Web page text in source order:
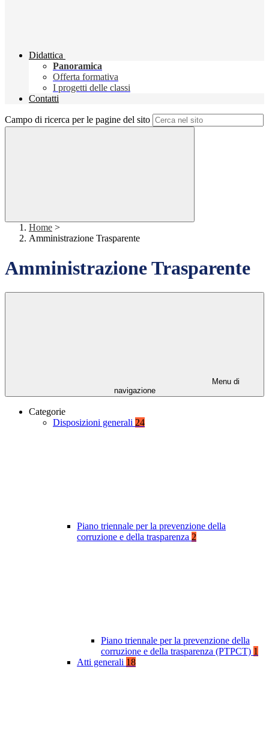
Didattica
Panoramica
Offerta formativa
I progetti delle classi
Contatti
Campo di ricerca per le pagine del sito
Home >
Amministrazione Trasparente
Amministrazione Trasparente
Menu di
navigazione
Categorie
Disposizioni generali 24
Piano triennale per la prevenzione della
corruzione e della trasparenza 2
Piano triennale per la prevenzione della
corruzione e della trasparenza (PTPCT) 1
Atti generali 18